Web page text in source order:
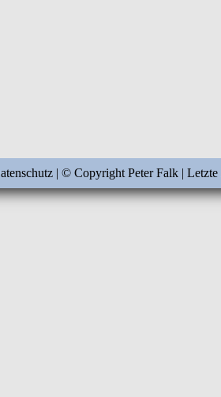
| © Copyright Peter Falk |